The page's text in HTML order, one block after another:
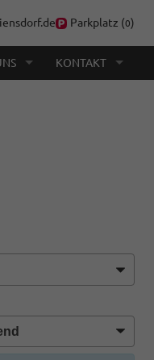
Parkplatz (0)
KONTAKT